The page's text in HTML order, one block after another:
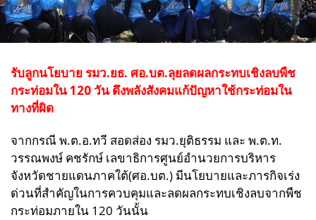
รับลูกนโยบาย รมว.ยธ. ศอ.บต.ลุยลดผลกระทบเชิงลบพืช
กระท่อมใน 120 วัน ดึงพลังสังคมแก้ปัญหาใช้กระท่อมใน
ทางที่ผิด
จากกรณี พ.ต.อ.ทวี สอดส่อง รมว.ยุติธรรม และ พ.ต.ท.
วรรณพงษ์ คชรักษ์ เลขาธิการศูนย์อำนวยการบริหาร
จังหวัดชายแดนภาคใต้(ศอ.บต.) มีนโยบายและภารกิจเร่ง
ด่วนที่สำคัญในการควบคุมและลดผลกระทบเชิงลบจากพืช
กระท่อมภายใน 120 วันนั้น